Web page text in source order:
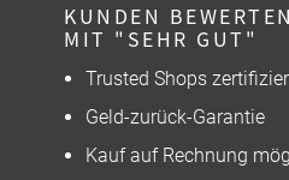
KUNDEN
MIT "SEHR GUT"
Trusted Shops
Geld-zurück-Garantie
Kauf auf Rechnung